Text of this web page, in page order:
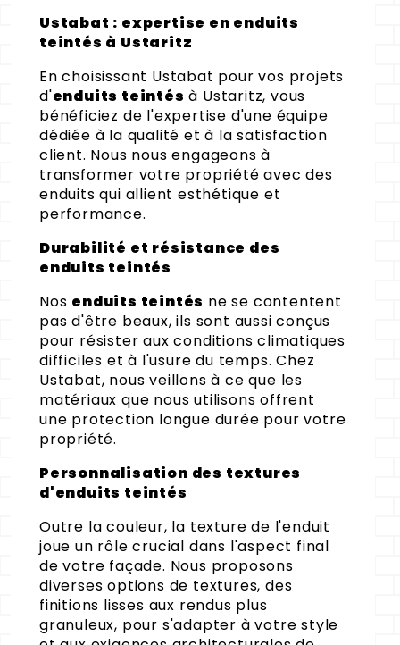
Ustabat : expertise en enduits
teintés à Ustaritz
En choisissant Ustabat pour vos projets
d'enduits teintés à Ustaritz, vous
bénéficiez de l'expertise d'une équipe
dédiée à la qualité et à la satisfaction
client. Nous nous engageons à
transformer votre propriété avec des
enduits qui allient esthétique et
performance.
Durabilité et résistance des
enduits teintés
Nos enduits teintés ne se contentent
pas d'être beaux, ils sont aussi conçus
pour résister aux conditions climatiques
difficiles et à l'usure du temps. Chez
Ustabat, nous veillons à ce que les
matériaux que nous utilisons offrent
une protection longue durée pour votre
propriété.
Personnalisation des textures
d'enduits teintés
Outre la couleur, la texture de l'enduit
joue un rôle crucial dans l'aspect final
de votre façade. Nous proposons
diverses options de textures, des
finitions lisses aux rendus plus
granuleux, pour s'adapter à votre style